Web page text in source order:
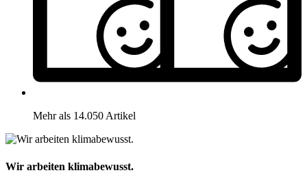
Mehr als 14.050 Artikel
Wir arbeiten klimabewusst.